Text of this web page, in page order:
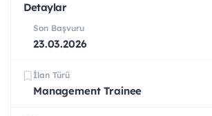
Detaylar
Son Başvuru
23.03.2026
İlan Türü
Management Trainee